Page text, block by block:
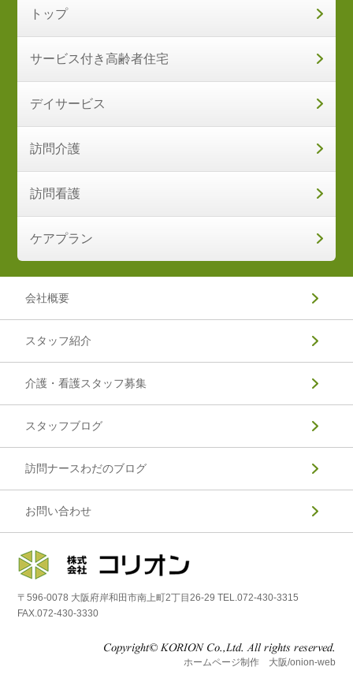
トップ
サービス付き高齢者住宅
デイサービス
訪問介護
訪問看護
ケアプラン
会社概要
スタッフ紹介
介護・看護スタッフ募集
スタッフブログ
訪問ナースわだのブログ
お問い合わせ
〒596-0078 大阪府岸和田市南上町2丁目26-29 TEL.072-430-3315
FAX.072-430-3330
ホームページ制作 大阪/onion-web